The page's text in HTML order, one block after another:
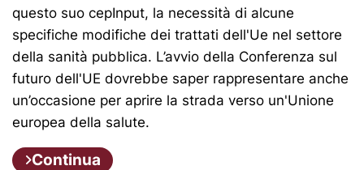
questo suo cepInput, la necessità di alcune
specifiche modifiche dei trattati dell'Ue nel settore
della sanità pubblica. L’avvio della Conferenza sul
futuro dell'UE dovrebbe saper rappresentare anche
un’occasione per aprire la strada verso un'Unione
europea della salute.
Continua